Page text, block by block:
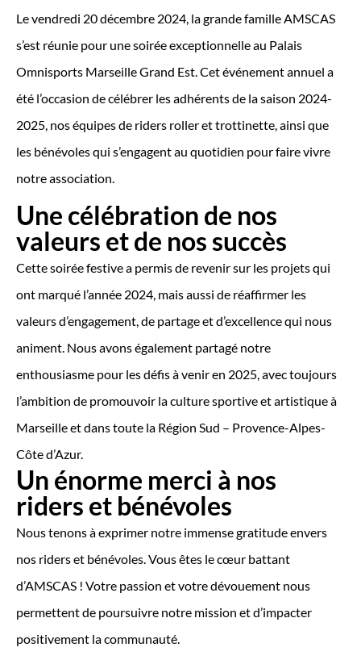
Le vendredi 20 décembre 2024, la grande famille AMSCAS
s’est réunie pour une soirée exceptionnelle au Palais
Omnisports Marseille Grand Est. Cet événement annuel a
été l’occasion de célébrer les adhérents de la saison 2024-
2025, nos équipes de riders roller et trottinette, ainsi que
les bénévoles qui s’engagent au quotidien pour faire vivre
notre association.
Une célébration de nos
valeurs et de nos succès
Cette soirée festive a permis de revenir sur les projets qui
ont marqué l’année 2024, mais aussi de réaffirmer les
valeurs d’engagement, de partage et d’excellence qui nous
animent. Nous avons également partagé notre
enthousiasme pour les défis à venir en 2025, avec toujours
l’ambition de promouvoir la culture sportive et artistique à
Marseille et dans toute la Région Sud – Provence-Alpes-
Côte d’Azur.
Un énorme merci à nos
riders et bénévoles
Nous tenons à exprimer notre immense gratitude envers
nos riders et bénévoles. Vous êtes le cœur battant
d’AMSCAS ! Votre passion et votre dévouement nous
permettent de poursuivre notre mission et d’impacter
positivement la communauté.